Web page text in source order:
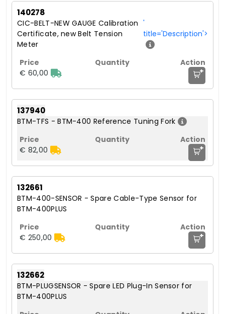
140278
CIC-BELT-NEW GAUGE Calibration
Certificate, new Belt Tension
Meter
'
title='Description'>
€ 60,00 +
137940
BTM-TFS - BTM-400 Reference Tuning Fork
€ 82,00 +
132661
BTM-400-SENSOR - Spare Cable-Type Sensor for
BTM-400PLUS
€ 250,00 +
132662
BTM-PLUGSENSOR - Spare LED Plug-In Sensor for
BTM-400PLUS